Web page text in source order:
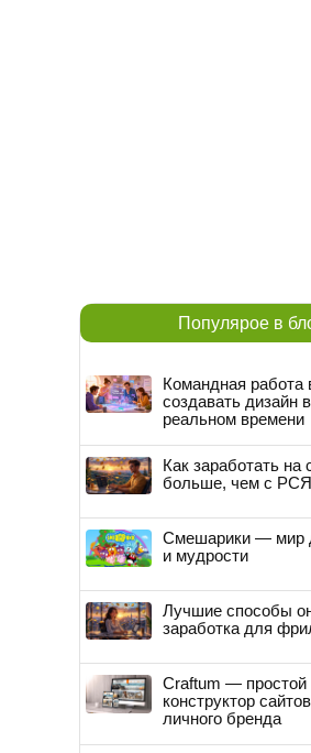
Популярое в
Командная работа
создавать дизайн
реальном времени
Как заработать на
больше, чем с РСЯ
Смешарики — мир
и мудрости
Лучшие способы
заработка для
Craftum —
конструктор
личного бренда